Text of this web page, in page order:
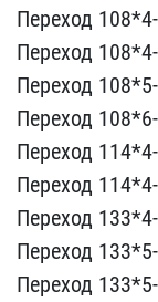
Переход
Переход
Переход
Пер​еход
Переход
Переход
Переход
П​ереход
Переход